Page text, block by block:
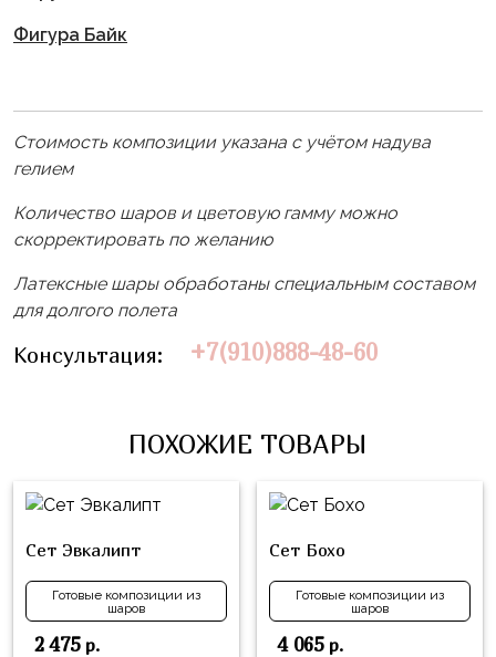
Фигура Байк
Стоимость композиции указана с учётом надува
гелием
Количество шаров и цветовую гамму можно
скорректировать по желанию
Латексные шары обработаны специальным составом
для долгого полета
Консультация: +7(910)888-48-60
ПОХОЖИЕ ТОВАРЫ
Сет Эвкалипт
Готовые композиции из
шаров
2 475р.
Сет Бохо
Готовые композиции из
шаров
4 065р.
45
см
91
см
Фольгированные
шары
рисунком
композиции
шаров
Цифры
Шары
Выпускной
Сентября
Хэллоуин
Свадьба
Мальчик
или
Три
мишки
Лёва
Пеппа
Малышарики
Маленький
Пони
Губка
Боб
Буба
zakazsharoff@yandex.ru
ул.